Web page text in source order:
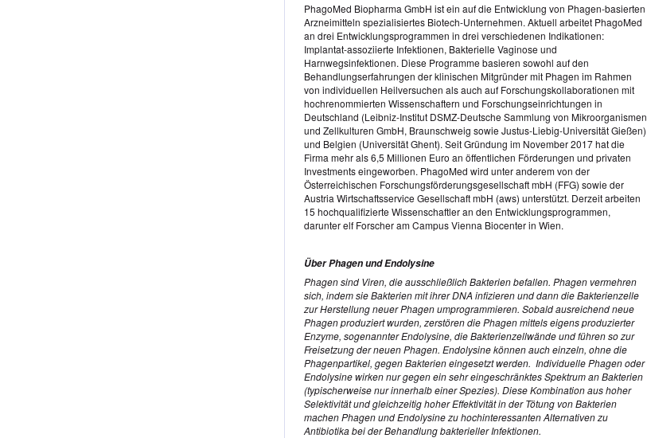
PhagoMed Biopharma GmbH ist ein auf die Entwicklung von Phagen-basierten
Arzneimitteln spezialisiertes Biotech-Unternehmen. Aktuell arbeitet PhagoMed
an drei Entwicklungsprogrammen in drei verschiedenen Indikationen:
Implantat-assoziierte Infektionen, Bakterielle Vaginose und
Harnwegsinfektionen. Diese Programme basieren sowohl auf den
Behandlungserfahrungen der klinischen Mitgründer mit Phagen im Rahmen
von individuellen Heilversuchen als auch auf Forschungskollaborationen mit
hochrenommierten Wissenschaftern und Forschungseinrichtungen in
Deutschland (Leibniz-Institut DSMZ-Deutsche Sammlung von Mikroorganismen
und Zellkulturen GmbH, Braunschweig sowie Justus-Liebig-Universität Gießen)
und Belgien (Universität Ghent). Seit Gründung im November 2017 hat die
Firma mehr als 6,5 Millionen Euro an öffentlichen Förderungen und privaten
Investments eingeworben. PhagoMed wird unter anderem von der
Österreichischen Forschungsförderungsgesellschaft mbH (FFG) sowie der
Austria Wirtschaftsservice Gesellschaft mbH (aws) unterstützt. Derzeit arbeiten
15 hochqualifizierte Wissenschaftler an den Entwicklungsprogrammen,
darunter elf Forscher am Campus Vienna Biocenter in Wien.
Über Phagen und Endolysine
Phagen sind Viren, die ausschließlich Bakterien befallen. Phagen vermehren
sich, indem sie Bakterien mit ihrer DNA infizieren und dann die Bakterienzelle
zur Herstellung neuer Phagen umprogrammieren. Sobald ausreichend neue
Phagen produziert wurden, zerstören die Phagen mittels eigens produzierter
Enzyme, sogenannter Endolysine, die Bakterienzellwände und führen so zur
Freisetzung der neuen Phagen. Endolysine können auch einzeln, ohne die
Phagenpartikel, gegen Bakterien eingesetzt werden. Individuelle Phagen oder
Endolysine wirken nur gegen ein sehr eingeschränktes Spektrum an Bakterien
(typischerweise nur innerhalb einer Spezies). Diese Kombination aus hoher
Selektivität und gleichzeitig hoher Effektivität in der Tötung von Bakterien
machen Phagen und Endolysine zu hochinteressanten Alternativen zu
Antibiotika bei der Behandlung bakterieller Infektionen.